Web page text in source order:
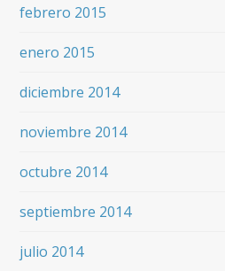
febrero 2015
enero 2015
diciembre 2014
noviembre 2014
octubre 2014
septiembre 2014
julio 2014